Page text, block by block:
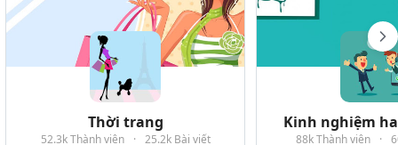
Thời trang
52.3k Thành viên · 25.2k Bài viết
Kinh nghiệm
88k Thành viên ·